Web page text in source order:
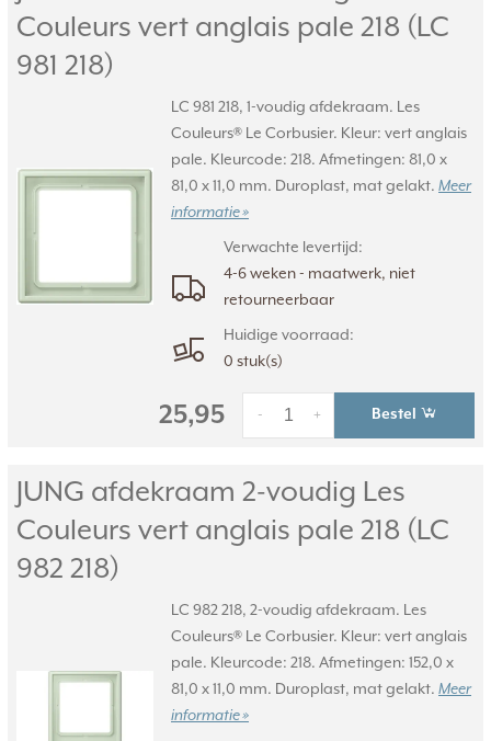
Couleurs vert anglais pale 218 (LC
981 218)
LC 981 218, 1-voudig afdekraam. Les
Couleurs® Le Corbusier. Kleur: vert anglais
pale. Kleurcode: 218. Afmetingen: 81,0 x
81,0 x 11,0 mm. Duroplast, mat gelakt. Meer
informatie »
Verwachte levertijd:
4-6 weken - maatwerk, niet
retourneerbaar
Huidige voorraad:
0 stuk(s)
25,95 +
- Bestel
JUNG afdekraam 2-voudig Les
Couleurs vert anglais pale 218 (LC
982 218)
LC 982 218, 2-voudig afdekraam. Les
Couleurs® Le Corbusier. Kleur: vert anglais
pale. Kleurcode: 218. Afmetingen: 152,0 x
81,0 x 11,0 mm. Duroplast, mat gelakt. Meer
informatie »